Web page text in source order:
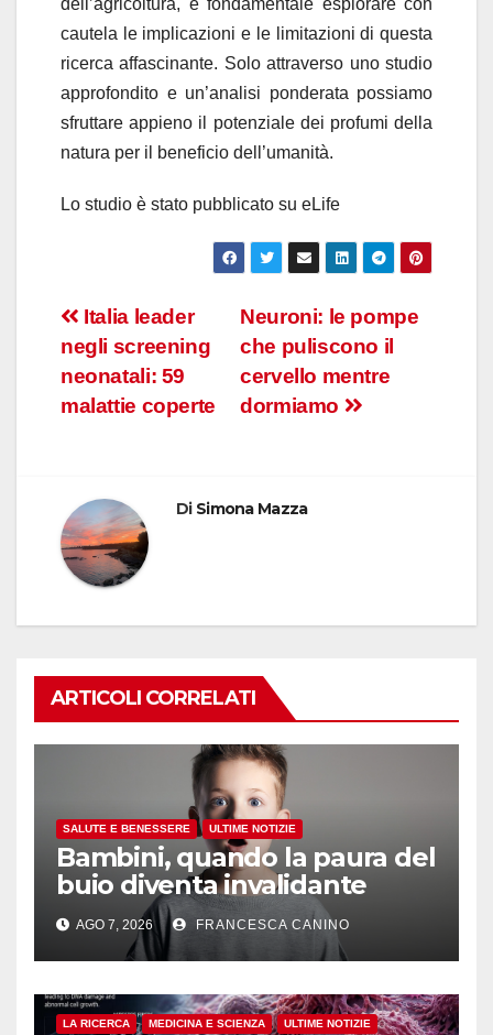
dell’agricoltura, è fondamentale esplorare con
cautela le implicazioni e le limitazioni di questa
ricerca affascinante. Solo attraverso uno studio
approfondito e un’analisi ponderata possiamo
sfruttare appieno il potenziale dei profumi della
natura per il beneficio dell’umanità.
Lo studio è stato pubblicato su eLife
Navigazione
articoli
Neuroni: le pompe
che puliscono il
cervello mentre
dormiamo
Italia leader
negli screening
neonatali: 59
malattie coperte
Di Simona Mazza
ARTICOLI CORRELATI
SALUTE E BENESSERE ULTIME NOTIZIE
Bambini, quando la paura del
buio diventa invalidante
AGO 7, 2026 FRANCESCA CANINO
LA RICERCA MEDICINA E SCIENZA ULTIME NOTIZIE